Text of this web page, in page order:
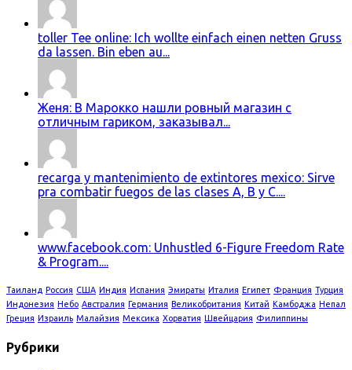
toller Tee online: Ich wollte einfach einen netten Gruss
da lassen. Bin eben au...
Женя: В Марокко нашли ровный магазин с
отличным гариком, заказывал...
recarga y mantenimiento de extintores mexico: Sirve
pra combatir fuegos de las clases A, B y C....
www.facebook.com: Unhustled 6-Figure Freedom Rate
& Program....
Таиланд Россия США Индия Испания Эмираты Италия Египет Франция Турция
Индонезия Небо Австралия Германия Великобритания Китай Камбоджа Непал
Греция Израиль Малайзия Мексика Хорватия Швейцария Филиппины
Рубрики